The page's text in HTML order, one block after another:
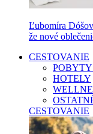
Ľubomíra
že nové
CESTOVANIE
HOTELY
CESTOVANIE